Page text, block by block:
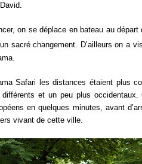
on se déplace en bateau au
sacré changement. D’ailleurs on a
Safari les distances étaient plus
et un peu plus
en quelques minutes, avant
vivant de cette ville.